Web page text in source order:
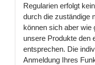
Regularien erfolgt
durch die zuständige
können sich aber wie
unsere Produkte den
entsprechen. Die
Anmeldung Ihres